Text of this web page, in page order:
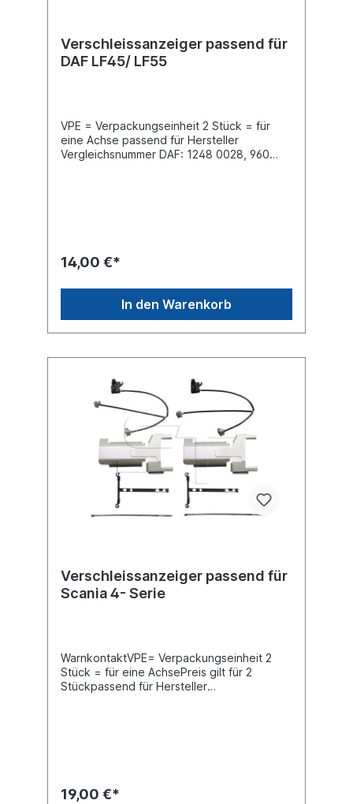
Verschleissanzeiger passend für
DAF LF45/ LF55
VPE = Verpackungseinheit 2 Stück = für
eine Achse passend für Hersteller
Vergleichsnummer DAF: 1248 0028, 960
14,00 €*
In den Warenkorb
Verschleissanzeiger passend für
Scania 4- Serie
WarnkontaktVPE= Verpackungseinheit 2
Stück = für eine AchsePreis gilt für 2
Stückpassend für Hersteller
19,00 €*